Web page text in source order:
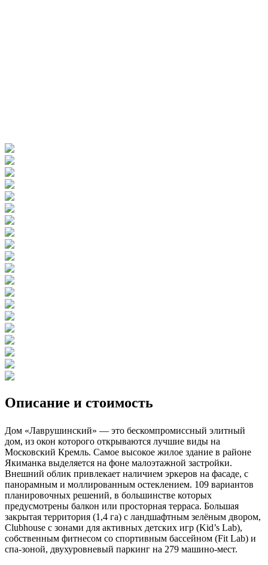
Описание и стоимость
Дом «Лаврушинский» — это бескомпромиссный элитный
дом, из окон которого открываются лучшие виды на
Московский Кремль. Самое высокое жилое здание в районе
Якиманка выделяется на фоне малоэтажной застройки.
Внешний облик привлекает наличием эркеров на фасаде, с
панорамным и моллированным остеклением. 109 вариантов
планировочных решений, в большинстве которых
предусмотрены балкон или просторная терраса. Большая
закрытая территория (1,4 га) с ландшафтным зелёным двором,
Clubhouse с зонами для активных детских игр (Kid’s Lab),
собственным фитнесом со спортивным бассейном (Fit Lab) и
спа-зоной, двухуровневый паркинг на 279 машино-мест.